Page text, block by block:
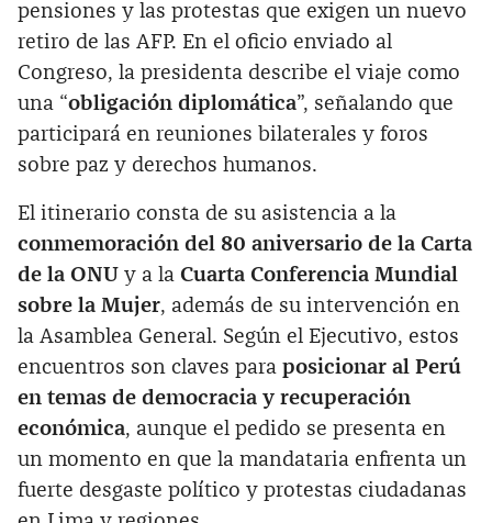
pensiones y las protestas que exigen un nuevo
retiro de las AFP. En el oficio enviado al
Congreso, la presidenta describe el viaje como
una “obligación diplomática”, señalando que
participará en reuniones bilaterales y foros
sobre paz y derechos humanos.
El itinerario consta de su asistencia a la
conmemoración del 80 aniversario de la Carta
de la ONU y a la Cuarta Conferencia Mundial
sobre la Mujer, además de su intervención en
la Asamblea General. Según el Ejecutivo, estos
encuentros son claves para posicionar al Perú
en temas de democracia y recuperación
económica, aunque el pedido se presenta en
un momento en que la mandataria enfrenta un
fuerte desgaste político y protestas ciudadanas